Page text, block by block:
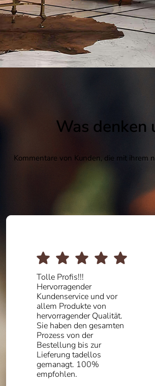
Was denken
Kommentare von Kunden, die mit ihrem
Tolle Profis!!!
Hervorragender
Kundenservice und vor
allem Produkte von
hervorragender Qualität.
Sie haben den gesamten
Prozess von der
Bestellung bis zur
Lieferung tadellos
gemanagt. 100%
empfohlen.